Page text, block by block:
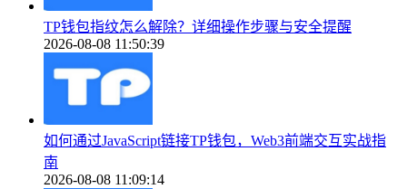
TP钱包指纹怎么解除？详细操作步骤与安全提醒
2026-08-08 11:50:39
如何通过JavaScript链接TP钱包，Web3前端交互实战指
南
2026-08-08 11:09:14